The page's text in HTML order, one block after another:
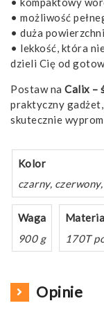
• możliwość
• duża
• lekkość, która
dzieli Cię od
Postaw na Calix –
praktyczny
skutecznie
Kolor
czarny,
Waga
900 g
170T
Opinie